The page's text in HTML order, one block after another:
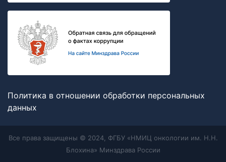
Политика в отношении обработки персональных
данных
Все права защищены © 2024, ФГБУ «НМИЦ онкологии им. Н.Н.
Блохина» Минздрава России